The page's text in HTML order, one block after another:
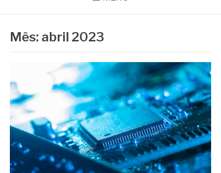
Mês: abril 2023